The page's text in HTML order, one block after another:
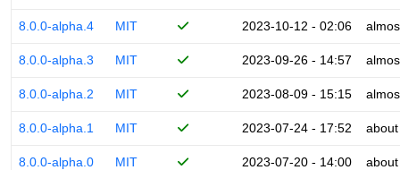
8.0.0-alpha.4 MIT 2023-10-12 - 02:06
8.0.0-alpha.3 MIT 2023-09-26 - 14:57
8.0.0-alpha.2 MIT 2023-08-09 - 15:15
8.0.0-alpha.1 MIT 2023-07-24 - 17:52
8.0.0-alpha.0 MIT 2023-07-20 - 14:00